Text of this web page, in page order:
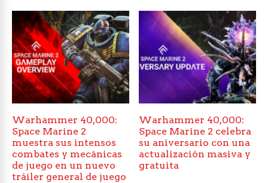
Warhammer 40,000:
Space Marine 2
muestra sus intensos
combates y mecánicas
de juego en un nuevo
tráiler general de juego
Warhammer 40,000:
Space Marine 2 celebra
su aniversario con una
actualización masiva y
gratuita